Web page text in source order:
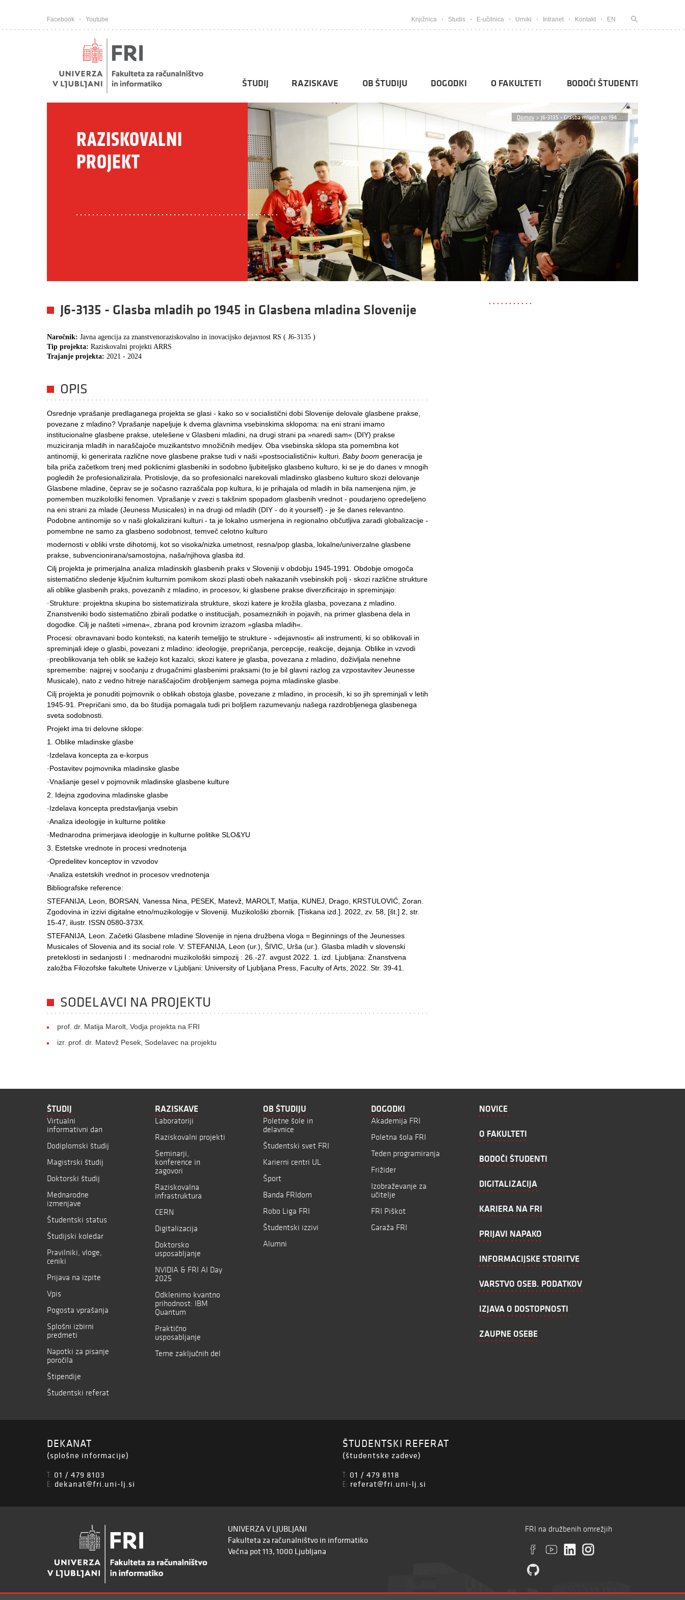
Facebook Youtube Knjižnica Studis E-učilnica Urniki Intranet Kontakt EN
ŠTUDIJ RAZISKAVE OB ŠTUDIJU DOGODKI O FAKULTETI BODOČI ŠTUDENTI
Domov > J6-3135 - Glasba mladih po 194 ...
RAZISKOVALNI
PROJEKT
J6-3135 - Glasba mladih po 1945 in Glasbena mladina Slovenije
Naročnik: Javna agencija za znanstvenoraziskovalno in inovacijsko dejavnost RS ( J6-3135 )
Tip projekta: Raziskovalni projekti ARRS
Trajanje projekta: 2021 - 2024
OPIS
Osrednje vprašanje predlaganega projekta se glasi - kako so v socialistični dobi Slovenije delovale glasbene prakse,
povezane z mladino? Vprašanje napeljuje k dvema glavnima vsebinskima sklopoma: na eni strani imamo
institucionalne glasbene prakse, utelešene v Glasbeni mladini, na drugi strani pa »naredi sam« (DIY) prakse
muziciranja mladih in naraščajoče muzikantstvo množičnih medijev. Oba vsebinska sklopa sta pomembna kot
antinomiji, ki generirata različne nove glasbene prakse tudi v naši »postsocialistični« kulturi. Baby boom generacija je
bila priča začetkom trenj med poklicnimi glasbeniki in sodobno ljubiteljsko glasbeno kulturo, ki se je do danes v mnogih
pogledih že profesionalizirala. Protislovje, da so profesionalci narekovali mladinsko glasbeno kulturo skozi delovanje
Glasbene mladine, čeprav se je sočasno razraščala pop kultura, ki je prihajala od mladih in bila namenjena njim, je
pomemben muzikološki fenomen. Vprašanje v zvezi s takšnim spopadom glasbenih vrednot - poudarjeno opredeljeno
na eni strani za mlade (Jeuness Musicales) in na drugi od mladih (DIY - do it yourself) - je še danes relevantno.
Podobne antinomije so v naši glokalizirani kulturi - ta je lokalno usmerjena in regionalno občutljiva zaradi globalizacije -
pomembne ne samo za glasbeno sodobnost, temveč celotno kulturo
modernosti v obliki vrste dihotomij, kot so visoka/nizka umetnost, resna/pop glasba, lokalne/univerzalne glasbene
prakse, subvencionirana/samostojna, naša/njihova glasba itd.
Cilj projekta je primerjalna analiza mladinskih glasbenih praks v Sloveniji v obdobju 1945-1991. Obdobje omogoča
sistematično sledenje ključnim kulturnim pomikom skozi plasti obeh nakazanih vsebinskih polj - skozi različne strukture
ali oblike glasbenih praks, povezanih z mladino, in procesov, ki glasbene prakse diverzificirajo in spreminjajo:
·Strukture: projektna skupina bo sistematizirala strukture, skozi katere je krožila glasba, povezana z mladino.
Znanstveniki bodo sistematično zbirali podatke o institucijah, posameznikih in pojavih, na primer glasbena dela in
dogodke. Cilj je našteti »imena«, zbrana pod krovnim izrazom »glasba mladih«.
Procesi: obravnavani bodo konteksti, na katerih temeljijo te strukture - »dejavnosti« ali instrumenti, ki so oblikovali in
spreminjali ideje o glasbi, povezani z mladino: ideologije, prepričanja, percepcije, reakcije, dejanja. Oblike in vzvodi
·preoblikovanja teh oblik se kažejo kot kazalci, skozi katere je glasba, povezana z mladino, doživljala nenehne
spremembe: najprej v soočanju z drugačnimi glasbenimi praksami (to je bil glavni razlog za vzpostavitev Jeunesse
Musicale), nato z vedno hitreje naraščajočim drobljenjem samega pojma mladinske glasbe.
Cilj projekta je ponuditi pojmovnik o oblikah obstoja glasbe, povezane z mladino, in procesih, ki so jih spreminjali v letih
1945-91. Prepričani smo, da bo študija pomagala tudi pri boljšem razumevanju našega razdrobljenega glasbenega
sveta sodobnosti.
Projekt ima tri delovne sklope:
1. Oblike mladinske glasbe
·Izdelava koncepta za e-korpus
·Postavitev pojmovnika mladinske glasbe
·Vnašanje gesel v pojmovnik mladinske glasbene kulture
2. Idejna zgodovina mladinske glasbe
·Izdelava koncepta predstavljanja vsebin
·Analiza ideologije in kulturne politike
·Mednarodna primerjava ideologije in kulturne politike SLO&YU
3. Estetske vrednote in procesi vrednotenja
·Opredelitev konceptov in vzvodov
·Analiza estetskih vrednot in procesov vrednotenja
Bibliografske reference:
STEFANIJA, Leon, BORSAN, Vanessa Nina, PESEK, Matevž, MAROLT, Matija, KUNEJ, Drago, KRSTULOVIĆ, Zoran.
Zgodovina in izzivi digitalne etno/muzikologije v Sloveniji. Muzikološki zbornik. [Tiskana izd.]. 2022, zv. 58, [št.] 2, str.
15-47, ilustr. ISSN 0580-373X.
STEFANIJA, Leon. Začetki Glasbene mladine Slovenije in njena družbena vloga = Beginnings of the Jeunesses
Musicales of Slovenia and its social role. V: STEFANIJA, Leon (ur.), ŠIVIC, Urša (ur.). Glasba mladih v slovenski
preteklosti in sedanjosti I : mednarodni muzikološki simpozij : 26.-27. avgust 2022. 1. izd. Ljubljana: Znanstvena
založba Filozofske fakultete Univerze v Ljubljani: University of Ljubljana Press, Faculty of Arts, 2022. Str. 39-41.
SODELAVCI NA PROJEKTU
prof. dr. Matija Marolt, Vodja projekta na FRI
izr. prof. dr. Matevž Pesek, Sodelavec na projektu
ŠTUDIJ
Virtualni
informativni dan
Dodiplomski študij
Magistrski študij
Doktorski študij
Mednarodne
izmenjave
Študentski status
Študijski koledar
Pravilniki, vloge,
ceniki
Prijava na izpite
Vpis
Pogosta vprašanja
Splošni izbirni
predmeti
Napotki za pisanje
poročila
Štipendije
Študentski referat
RAZISKAVE
Laboratoriji
Raziskovalni projekti
Seminarji,
konference in
zagovori
Raziskovalna
infrastruktura
CERN
Digitalizacija
Doktorsko
usposabljanje
NVIDIA & FRI AI Day
2025
Odklenimo kvantno
prihodnost: IBM
Quantum
Praktično
usposabljanje
Teme zaključnih del
OB ŠTUDIJU
Poletne šole in
delavnice
Študentski svet FRI
Karierni centri UL
Šport
Banda FRIdom
Robo Liga FRI
Študentski izzivi
Alumni
DOGODKI
Akademija FRI
Poletna šola FRI
Teden programiranja
Frižider
Izobraževanje za
učitelje
FRI Piškot
Garaža FRI
NOVICE
O FAKULTETI
BODOČI ŠTUDENTI
DIGITALIZACIJA
KARIERA NA FRI
PRIJAVI NAPAKO
INFORMACIJSKE STORITVE
VARSTVO OSEB. PODATKOV
IZJAVA O DOSTOPNOSTI
ZAUPNE OSEBE
DEKANAT
(splošne informacije)
T: 01 / 479 8103
E: dekanat@fri.uni-lj.si
ŠTUDENTSKI REFERAT
(študentske zadeve)
T: 01 / 479 8118
E: referat@fri.uni-lj.si
UNIVERZA V LJUBLJANI
Fakulteta za računalništvo in informatiko
Večna pot 113, 1000 Ljubljana
FRI na družbenih omrežjih